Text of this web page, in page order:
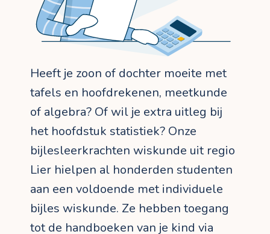
Heeft je zoon of dochter moeite met
tafels en hoofdrekenen, meetkunde
of algebra? Of wil je extra uitleg bij
het hoofdstuk statistiek? Onze
bijlesleerkrachten wiskunde uit regio
Lier hielpen al honderden studenten
aan een voldoende met individuele
bijles wiskunde. Ze hebben toegang
tot de handboeken van je kind via